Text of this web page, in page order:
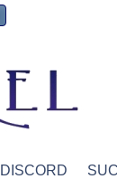
DISCORD